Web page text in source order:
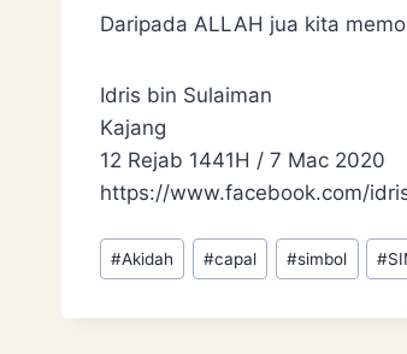
Daripada ALLAH jua kita
Idris bin Sulaiman
Kajang
12 Rejab 1441H / 7 Mac 2020
https://www.facebook.com/
Post
Tags:
#Akidah #capal #simbol #